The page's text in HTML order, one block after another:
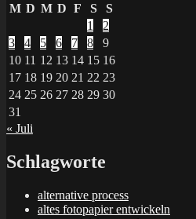
M D M D F S
S
1
2
3
4 5 6 7 8
9
10 11 12 13 14 15 16
17 18 19 20 21 22 23
24 25 26 27 28 29 30
31
« Juli
Schlagworte
alternative process
altes fotopapier entwickeln